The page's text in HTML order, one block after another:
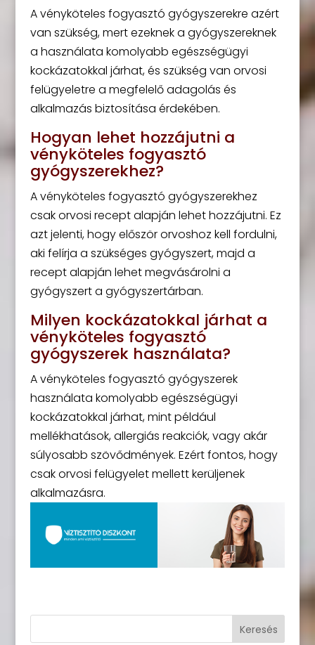
A vényköteles fogyasztó gyógyszerekre azért
van szükség, mert ezeknek a gyógyszereknek
a használata komolyabb egészségügyi
kockázatokkal járhat, és szükség van orvosi
felügyeletre a megfelelő adagolás és
alkalmazás biztosítása érdekében.
Hogyan lehet hozzájutni a
vényköteles fogyasztó
gyógyszerekhez?
A vényköteles fogyasztó gyógyszerekhez
csak orvosi recept alapján lehet hozzájutni. Ez
azt jelenti, hogy először orvoshoz kell fordulni,
aki felírja a szükséges gyógyszert, majd a
recept alapján lehet megvásárolni a
gyógyszert a gyógyszertárban.
Milyen kockázatokkal járhat a
vényköteles fogyasztó
gyógyszerek használata?
A vényköteles fogyasztó gyógyszerek
használata komolyabb egészségügyi
kockázatokkal járhat, mint például
mellékhatások, allergiás reakciók, vagy akár
súlyosabb szövődmények. Ezért fontos, hogy
csak orvosi felügyelet mellett kerüljenek
alkalmazásra.
Keresés